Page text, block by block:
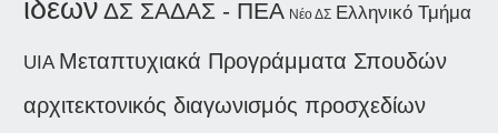
ιδεών ΔΣ ΣΑΔΑΣ - ΠΕΑ Νέο ΔΣ Ελληνικό Τμήμα
UIA Μεταπτυχιακά Προγράμματα Σπουδών
αρχιτεκτονικός διαγωνισμός προσχεδίων